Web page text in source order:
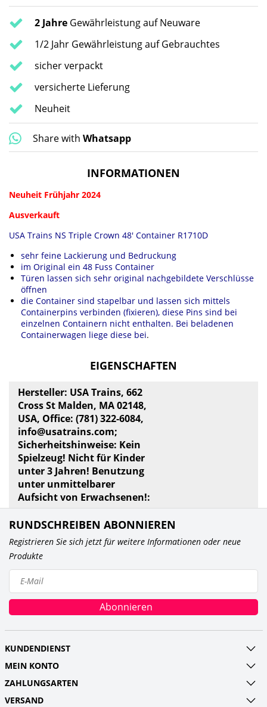
2 Jahre Gewährleistung auf Neuware
1/2 Jahr Gewährleistung auf Gebrauchtes
sicher verpackt
versicherte Lieferung
Neuheit
Share with Whatsapp
INFORMATIONEN
Neuheit Frühjahr 2024
Ausverkauft
USA Trains NS Triple Crown 48' Container R1710D
sehr feine Lackierung und Bedruckung
im Original ein 48 Fuss Container
Türen lassen sich sehr original nachgebildete Verschlüsse
öffnen
die Container sind stapelbar und lassen sich mittels
Containerpins verbinden (fixieren), diese Pins sind bei
einzelnen Containern nicht enthalten. Bei beladenen
Containerwagen liege diese bei.
EIGENSCHAFTEN
Hersteller: USA Trains, 662
Cross St Malden, MA 02148,
USA, Office: (781) 322-6084,
info@usatrains.com;
Sicherheitshinweise: Kein
Spielzeug! Nicht für Kinder
unter 3 Jahren! Benutzung
unter unmittelbarer
Aufsicht von Erwachsenen!:
RUNDSCHREIBEN ABONNIEREN
Registrieren Sie sich jetzt für weitere Informationen oder neue
Produkte
Abonnieren
KUNDENDIENST
MEIN KONTO
ZAHLUNGSARTEN
VERSAND